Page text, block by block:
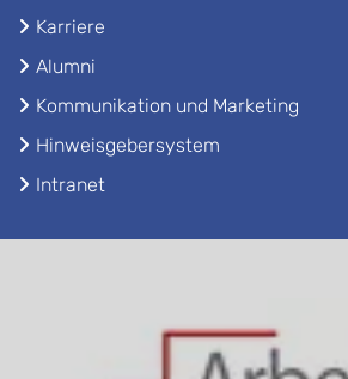
Karriere
Alumni
Kommunikation und Marketing
Hinweisgebersystem
Intranet